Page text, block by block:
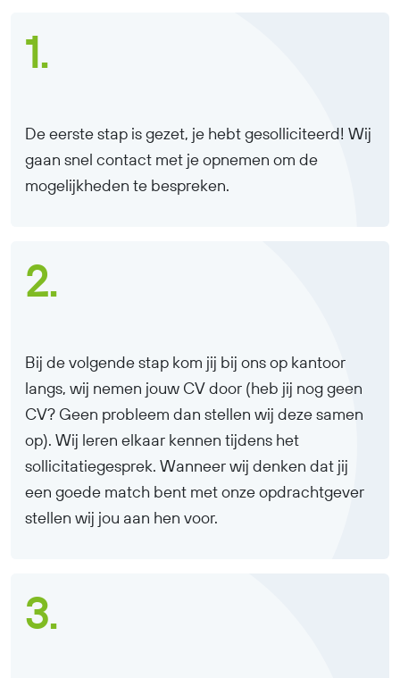
1.
De eerste stap is gezet, je hebt gesolliciteerd! Wij
gaan snel contact met je opnemen om de
mogelijkheden te bespreken.
2.
Bij de volgende stap kom jij bij ons op kantoor
langs, wij nemen jouw CV door (heb jij nog geen
CV? Geen probleem dan stellen wij deze samen
op). Wij leren elkaar kennen tijdens het
sollicitatiegesprek. Wanneer wij denken dat jij
een goede match bent met onze opdrachtgever
stellen wij jou aan hen voor.
3.